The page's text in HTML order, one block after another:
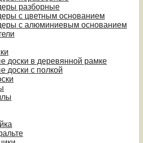
разборные
с цветным основанием
с алюминиевым основанием
доски в деревянной рамке
доски с полкой